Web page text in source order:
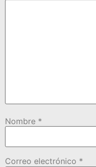
Nombre *
Correo electrónico *